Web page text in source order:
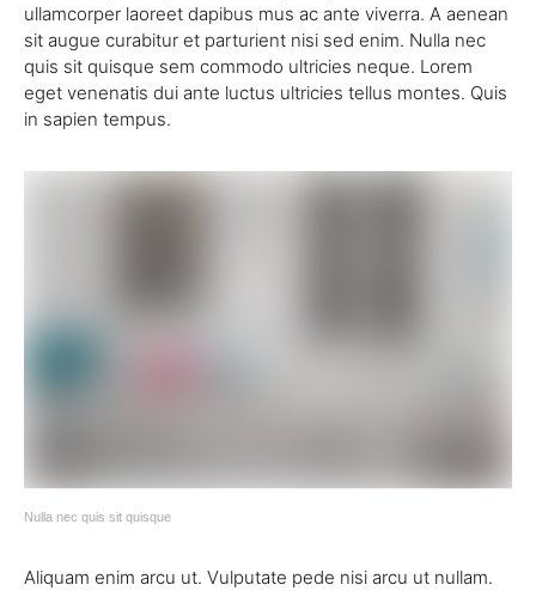
ullamcorper laoreet dapibus mus ac ante viverra. A aenean
sit augue curabitur et parturient nisi sed enim. Nulla nec
quis sit quisque sem commodo ultricies neque. Lorem
eget venenatis dui ante luctus ultricies tellus montes. Quis
in sapien tempus.
Nulla nec quis sit quisque
Aliquam enim arcu ut. Vulputate pede nisi arcu ut nullam.